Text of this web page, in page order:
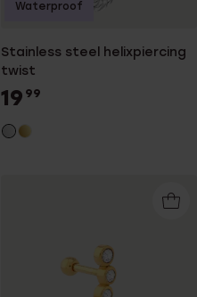
Stainless steel helixpiercing
twist
19 99
Waterproof